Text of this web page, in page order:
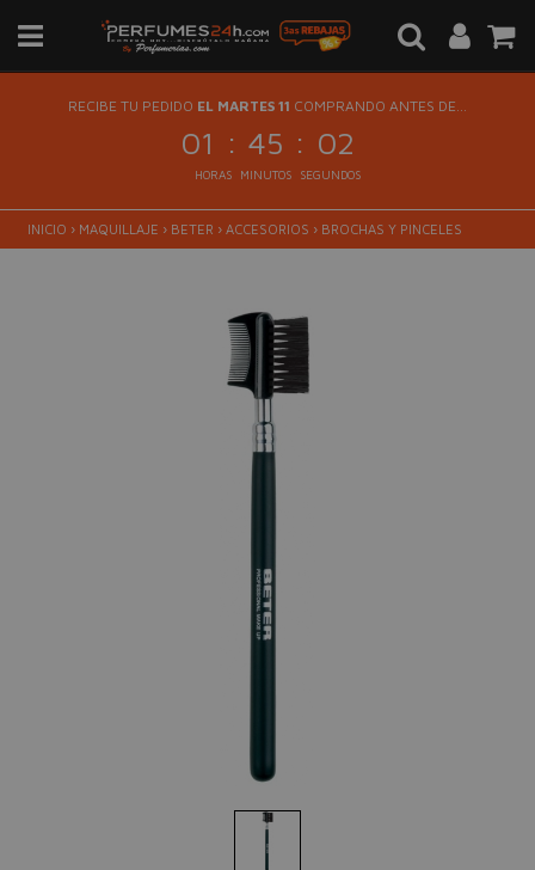
RECIBE TU PEDIDO EL MARTES 11 COMPRANDO ANTES DE...
01 : 45 : 02
HORAS MINUTOS SEGUNDOS
INICIO › MAQUILLAJE › BETER › ACCESORIOS › BROCHAS Y PINCELES